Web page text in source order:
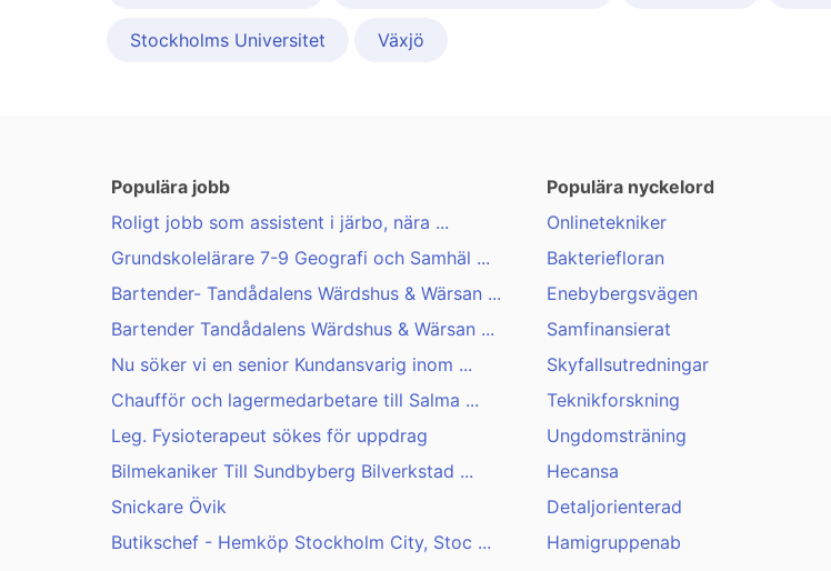
Stockholms Universitet Växjö
Populära jobb
Roligt jobb som assistent i järbo, nära ...
Grundskolelärare 7-9 Geografi och Samhäl ...
Bartender- Tandådalens Wärdshus & Wärsan ...
Bartender Tandådalens Wärdshus & Wärsan ...
Nu söker vi en senior Kundansvarig inom ...
Chaufför och lagermedarbetare till Salma ...
Leg. Fysioterapeut sökes för uppdrag
Bilmekaniker Till Sundbyberg Bilverkstad ...
Snickare Övik
Butikschef - Hemköp Stockholm City, Stoc ...
Populära nyckelord
Onlinetekniker
Bakteriefloran
Enebybergsvägen
Samfinansierat
Skyfallsutredningar
Teknikforskning
Ungdomsträning
Hecansa
Detaljorienterad
Hamigruppenab